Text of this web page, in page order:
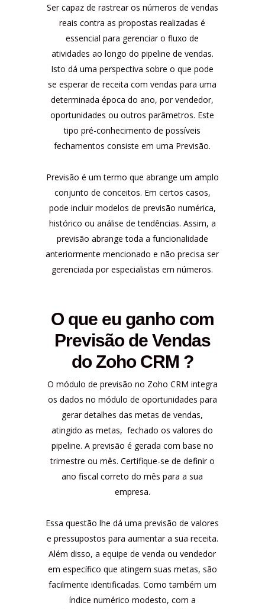
Ser capaz de rastrear os números de vendas
reais contra as propostas realizadas é
essencial para gerenciar o fluxo de
atividades ao longo do pipeline de vendas.
Isto dá uma perspectiva sobre o que pode
se esperar de receita com vendas para uma
determinada época do ano, por vendedor,
oportunidades ou outros parâmetros. Este
tipo pré-conhecimento de possíveis
fechamentos consiste em uma Previsão.
Previsão é um termo que abrange um amplo
conjunto de conceitos. Em certos casos,
pode incluir modelos de previsão numérica,
histórico ou análise de tendências. Assim, a
previsão abrange toda a funcionalidade
anteriormente mencionado e não precisa ser
gerenciada por especialistas em números.
O que eu ganho com
Previsão de Vendas
do Zoho CRM ?
O módulo de previsão no Zoho CRM integra
os dados no módulo de oportunidades para
gerar detalhes das metas de vendas,
atingido as metas, fechado os valores do
pipeline. A previsão é gerada com base no
trimestre ou mês. Certifique-se de definir o
ano fiscal correto do mês para a sua
empresa.
Essa questão lhe dá uma previsão de valores
e pressupostos para aumentar a sua receita.
Além disso, a equipe de venda ou vendedor
em específico que atingem suas metas, são
facilmente identificadas. Como também um
índice numérico modesto, com a